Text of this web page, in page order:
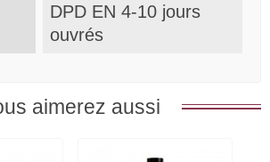
DPD EN 4-10 jours
ouvrés
aimerez aussi